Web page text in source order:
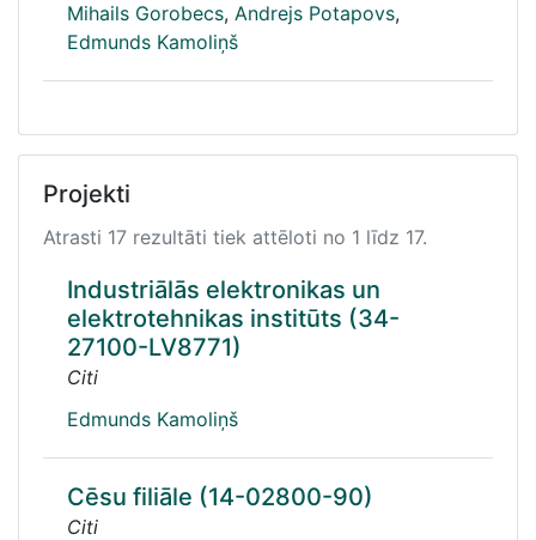
Mihails Gorobecs, Andrejs Potapovs,
Edmunds Kamoliņš
Projekti
Atrasti 17 rezultāti tiek attēloti no 1 līdz 17.
Industriālās elektronikas un
elektrotehnikas institūts (34-
27100-LV8771)
Citi
Edmunds Kamoliņš
Cēsu filiāle (14-02800-90)
Citi